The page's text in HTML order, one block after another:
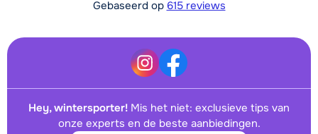
Gebaseerd op 615 reviews
Hey, wintersporter! Mis het niet: exclusieve tips van
onze experts en de beste aanbiedingen.